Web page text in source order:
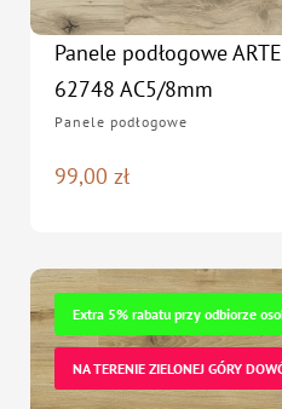
Panele podłogowe
62748 AC5/8mm
Panele podłogowe
zł
99,00
Extra 5% rabatu przy odbiorze
NA TERENIE ZIELONEJ GÓRY